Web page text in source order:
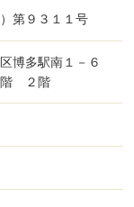
第９３１１号
博多駅南１－６
階 ２階